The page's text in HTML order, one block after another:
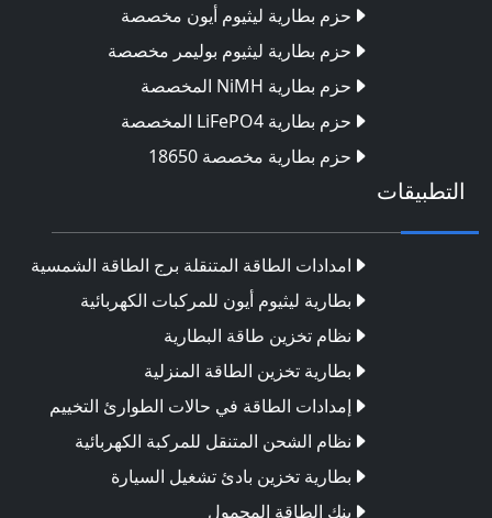
حزم بطارية ليثيوم أيون مخصصة
حزم بطارية ليثيوم بوليمر مخصصة
حزم بطارية NiMH المخصصة
حزم بطارية LiFePO4 المخصصة
حزم بطارية مخصصة 18650
التطبيقات
امدادات الطاقة المتنقلة برج الطاقة الشمسية
بطارية ليثيوم أيون للمركبات الكهربائية
نظام تخزين طاقة البطارية
بطارية تخزين الطاقة المنزلية
إمدادات الطاقة في حالات الطوارئ التخييم
نظام الشحن المتنقل للمركبة الكهربائية
بطارية تخزين بادئ تشغيل السيارة
بنك الطاقة المحمول